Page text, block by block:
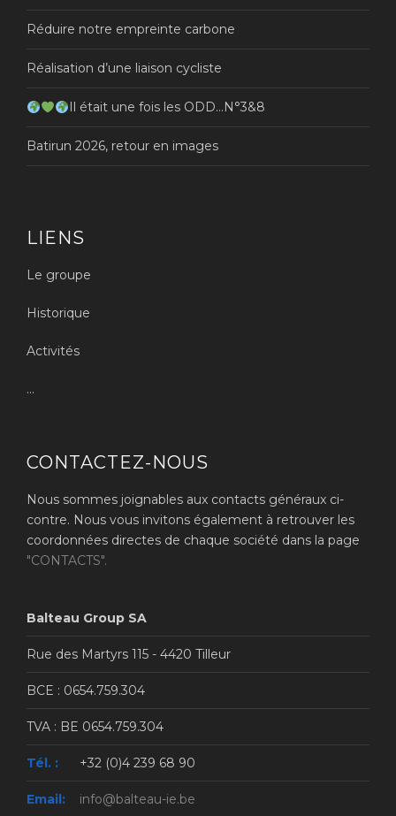
Réduire notre empreinte carbone
Réalisation d’une liaison cycliste
Il était une fois les ODD…N°3&8
Batirun 2026, retour en images
LIENS
Le groupe
Historique
Activités
...
CONTACTEZ-NOUS
Nous sommes joignables aux contacts généraux ci-
contre. Nous vous invitons également à retrouver les
coordonnées directes de chaque société dans la page
"CONTACTS".
Balteau Group SA
Rue des Martyrs 115 - 4420 Tilleur
BCE : 0654.759.304
TVA : BE 0654.759.304
Tél. : +32 (0)4 239 68 90
Email: info@balteau-ie.be